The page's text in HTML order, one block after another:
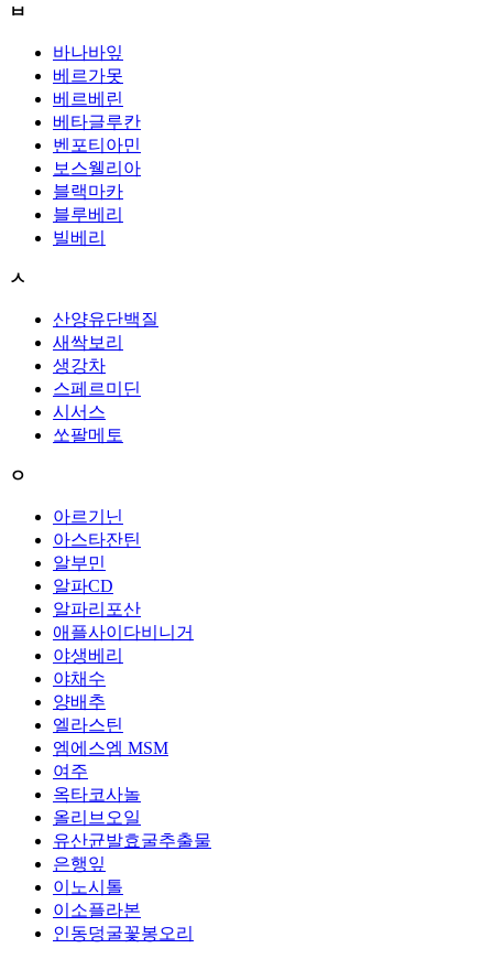
ㅂ
바나바잎
베르가못
베르베린
베타글루칸
벤포티아민
보스웰리아
블랙마카
블루베리
빌베리
ㅅ
산양유단백질
새싹보리
생강차
스페르미딘
시서스
쏘팔메토
ㅇ
아르기닌
아스타잔틴
알부민
알파CD
알파리포산
애플사이다비니거
야생베리
야채수
양배추
엘라스틴
엠에스엠 MSM
여주
옥타코사놀
올리브오일
유산균발효굴추출물
은행잎
이노시톨
이소플라본
인동덩굴꽃봉오리